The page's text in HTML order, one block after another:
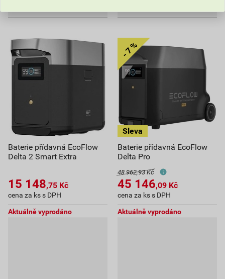
Baterie přídavná EcoFlow
Delta 2 Smart Extra
15 148,75 Kč
cena za ks s DPH
Aktuálně vyprodáno
Baterie přídavná EcoFlow
Delta Pro
48 962,93 Kč
45 146,09 Kč
cena za ks s DPH
Aktuálně vyprodáno